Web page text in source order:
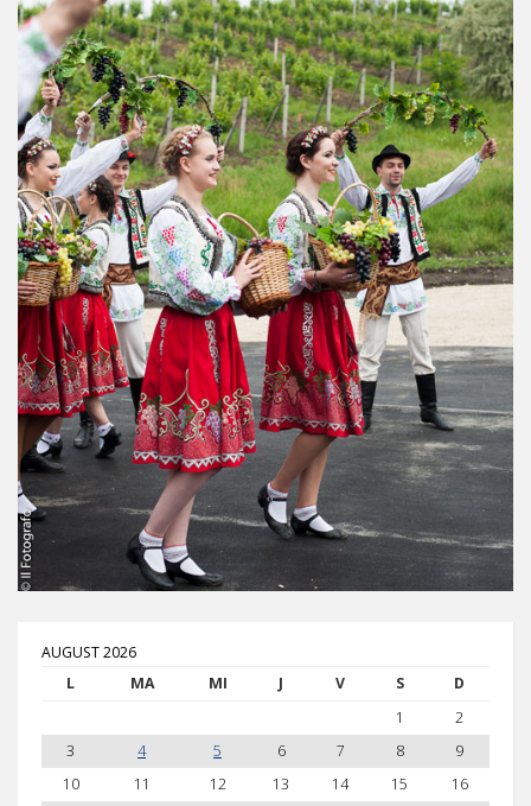
AUGUST 2026
L
MA MI J V S D
1
2
3
4 5 6 7 8
9
10
11 12 13 14 15
16